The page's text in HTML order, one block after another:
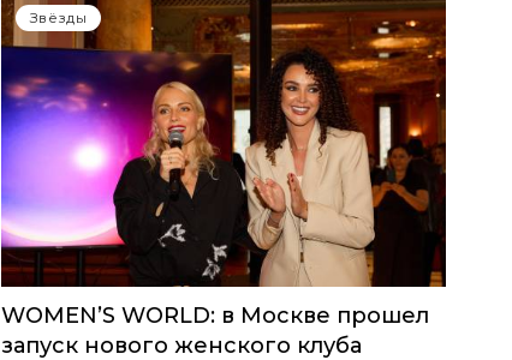
Звёзды
WOMEN’S WORLD: в Москве прошел
запуск нового женского клуба